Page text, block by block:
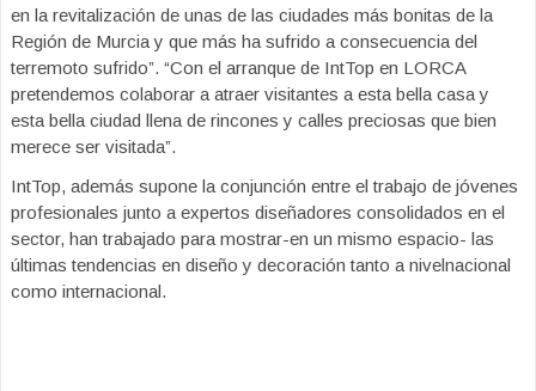
en la revitalización de unas de las ciudades más bonitas de la
Región de Murcia y que más ha sufrido a consecuencia del
terremoto sufrido”. “Con el arranque de IntTop en LORCA
pretendemos colaborar a atraer visitantes a esta bella casa y
esta bella ciudad llena de rincones y calles preciosas que bien
merece ser visitada”.
IntTop, además supone la conjunción entre el trabajo de jóvenes
profesionales junto a expertos diseñadores consolidados en el
sector, han trabajado para mostrar-en un mismo espacio- las
últimas tendencias en diseño y decoración tanto a nivelnacional
como internacional.